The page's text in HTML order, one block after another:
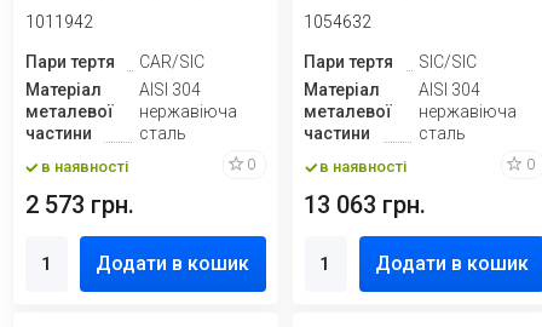
1011942
Пари тертя
CAR/SIC
Матеріал
металевої
частини
AISI 304
нержавіюча
сталь
в наявності 0
2 573 грн.
Додати в кошик
1054632
Пари тертя
SIC/SIC
Матеріал
металевої
частини
AISI 304
нержавіюча
сталь
в наявності 0
13 063 грн.
Додати в кошик